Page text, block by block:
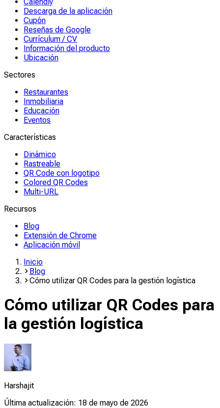
Descarga de la aplicación
Cupón
Reseñas de Google
Currículum / CV
Información del producto
Ubicación
Sectores
Restaurantes
Inmobiliaria
Educación
Eventos
Características
Dinámico
Rastreable
QR Code con logotipo
Colored QR Codes
Multi-URL
Recursos
Blog
Extensión de Chrome
Aplicación móvil
Inicio
Blog
Cómo utilizar QR Codes para la gestión logística
Cómo utilizar QR Codes para
la gestión logística
Harshajit
Última actualización: 18 de mayo de 2026